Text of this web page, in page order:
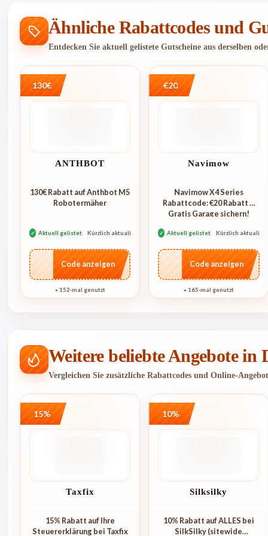
Ähnliche Rabattcodes und
Entdecken Sie aktuell gelistete Gutscheine aus derselben
130€
ANTHBOT
130€ Rabatt auf Anthbot M5
Robotermäher
✓ Aktuell gelistet Kürzlich aktualisiert
…E250
Code anzeigen
● 152-mal genutzt
€20
Navimow
Navimow X4 Series
Rabattcode: €20 Rabatt +
Gratis Garage sichern!
✓ Aktuell gelistet Kürzlich
…4KL
Code anzeigen
● 165-mal genutzt
Weitere beliebte Angebote in
Vergleichen Sie zusätzliche Rabattcodes und Online-
15%
Taxfix
15% Rabatt auf Ihre
Steuererklärung bei Taxfix
10%
Silksilky
10% Rabatt auf ALLES bei
SilkSilky (sitewide